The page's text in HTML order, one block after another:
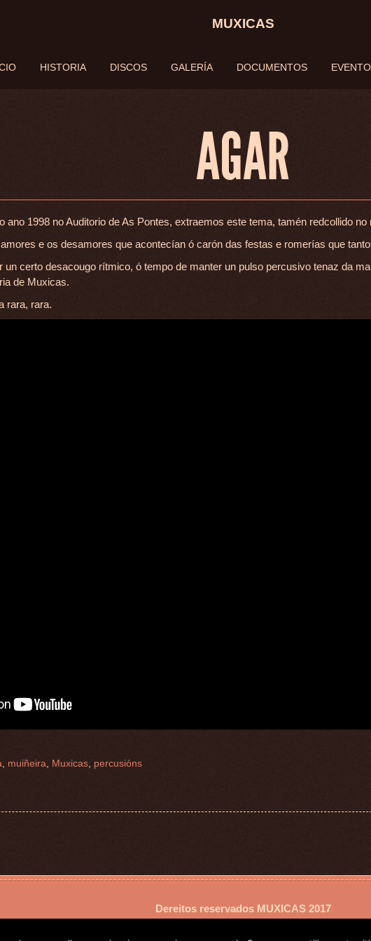
MUXICAS
HISTORIA DISCOS GALERÍA DOCUMENTOS
CONTACTO
AGAR
ano 1998 no Auditorio de As Pontes, extraemos este tema, tamén redcollido no
e os desamores que acontecían ó carón das festas e romerías que
un certo desacougo rítmico, ó tempo de manter un pulso percusivo tenaz da
de Muxicas.
rara, rara.
muiñeira Muxicas percusións
Dereitos reservados MUXICAS2017